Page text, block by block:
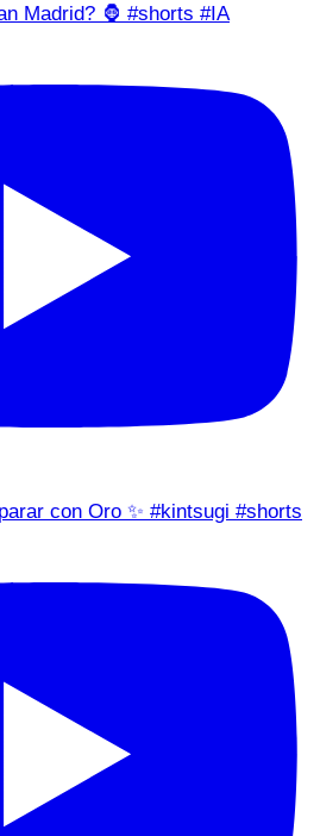
Madrid? 🦍 #shorts #IA
con Oro ✨ #kintsugi #shorts